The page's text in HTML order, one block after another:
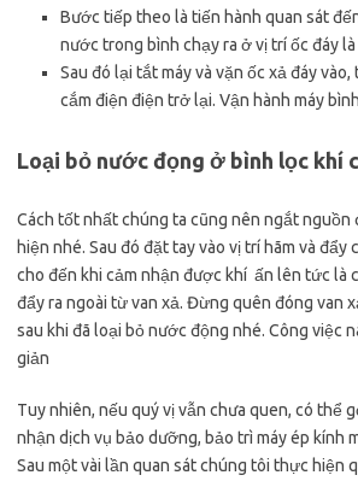
Bước tiếp theo là tiến hành quan sát
nước trong bình chạy ra ở vị trí ốc đáy
Sau đó lại tắt máy và vặn ốc xả đáy vào,
cắm điện điện trở lại. Vận hành máy
Loại bỏ nước đọng ở bình lọc khí
Cách tốt nhất chúng ta cũng nên ngắt nguồn
hiện nhé. Sau đó đặt tay vào vị trí hãm và đẩy
cho đến khi cảm nhận được khí ấn lên tức là
đẩy ra ngoài từ van xả. Đừng quên đóng van
sau khi đã loại bỏ nước động nhé. Công việc
giản
Tuy nhiên, nếu quý vị vẫn chưa quen, có thể
nhận dịch vụ bảo dưỡng, bảo trì máy ép kính
Sau một vài lần quan sát chúng tôi thực hiện